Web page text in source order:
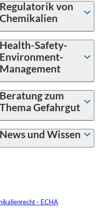
Regulatorik von
Chemikalien
Health-Safety-
Environment-
Management
Beratung zum
Thema Gefahrgut
News und Wissen
- ECHA